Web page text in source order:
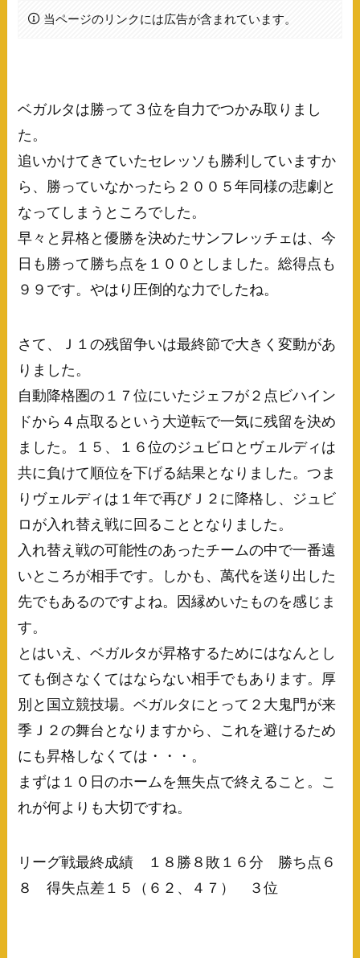
当ページのリンクには広告が含まれています。
ベガルタは勝って３位を自力でつかみ取りまし
た。
追いかけてきていたセレッソも勝利していますか
ら、勝っていなかったら２００５年同様の悲劇と
なってしまうところでした。
早々と昇格と優勝を決めたサンフレッチェは、今
日も勝って勝ち点を１００としました。総得点も
９９です。やはり圧倒的な力でしたね。
さて、Ｊ１の残留争いは最終節で大きく変動があ
りました。
自動降格圏の１７位にいたジェフが２点ビハイン
ドから４点取るという大逆転で一気に残留を決め
ました。１５、１６位のジュビロとヴェルディは
共に負けて順位を下げる結果となりました。つま
りヴェルディは１年で再びＪ２に降格し、ジュビ
ロが入れ替え戦に回ることとなりました。
入れ替え戦の可能性のあったチームの中で一番遠
いところが相手です。しかも、萬代を送り出した
先でもあるのですよね。因縁めいたものを感じま
す。
とはいえ、ベガルタが昇格するためにはなんとし
ても倒さなくてはならない相手でもあります。厚
別と国立競技場。ベガルタにとって２大鬼門が来
季Ｊ２の舞台となりますから、これを避けるため
にも昇格しなくては・・・。
まずは１０日のホームを無失点で終えること。こ
れが何よりも大切ですね。
リーグ戦最終成績 １８勝８敗１６分 勝ち点６
８ 得失点差１５（６２、４７） ３位